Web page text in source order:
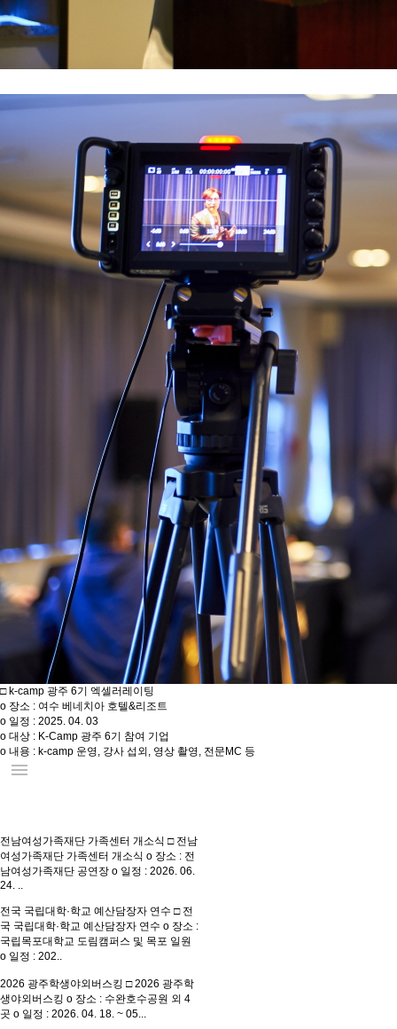
□ k-camp 광주 6기 엑셀러레이팅
o 장소 : 여수 베네치아 호텔&리조트
o 일정 : 2025. 04. 03
o 대상 : K-Camp 광주 6기 참여 기업
o 내용 : k-camp 운영, 강사 섭외, 영상 촬영, 전문MC 등
menu
전남여성가족재단 가족센터 개소식 □ 전남
여성가족재단 가족센터 개소식 o 장소 : 전
남여성가족재단 공연장 o 일정 : 2026. 06.
24. ..
전국 국립대학·학교 예산담장자 연수 □ 전
국 국립대학·학교 예산담장자 연수 o 장소 :
국립목포대학교 도림캠퍼스 및 목포 일원
o 일정 : 202..
2026 광주학생야외버스킹 □ 2026 광주학
생야외버스킹 o 장소 : 수완호수공원 외 4
곳 o 일정 : 2026. 04. 18. ~ 05...